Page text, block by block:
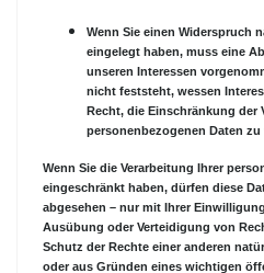
Wenn Sie einen Widerspruch
eingelegt haben, muss eine
unseren Interessen
nicht feststeht, wessen
Recht, die Einschränkung der
personenbezogenen Daten zu
Wenn Sie die Verarbeitung Ihrer
eingeschränkt haben, dürfen diese
abgesehen – nur mit Ihrer
Ausübung oder Verteidigung von
Schutz der Rechte einer anderen
oder aus Gründen eines wichtigen